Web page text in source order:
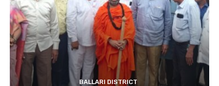
BALLARI DISTRICT